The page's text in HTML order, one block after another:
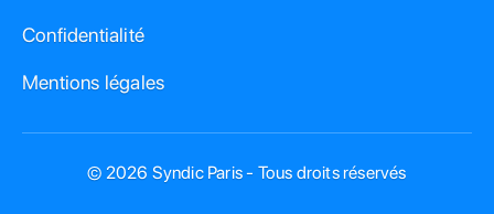
Confidentialité
Mentions légales
© 2026 Syndic Paris - Tous droits réservés